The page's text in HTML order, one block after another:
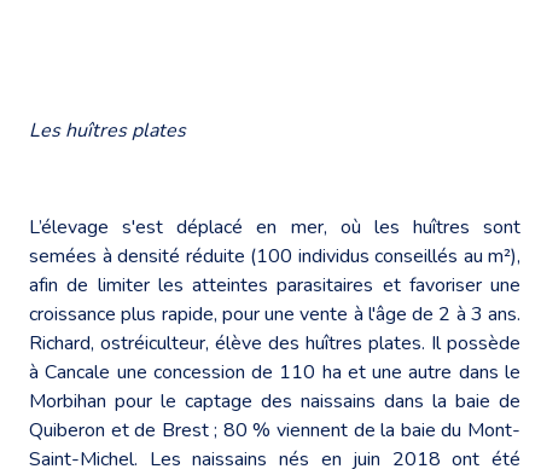
Les huîtres plates
L’élevage s'est déplacé en mer, où les huîtres sont
semées à densité réduite (100 individus conseillés au m²),
afin de limiter les atteintes parasitaires et favoriser une
croissance plus rapide, pour une vente à l'âge de 2 à 3 ans.
Richard, ostréiculteur, élève des huîtres plates. Il possède
à Cancale une concession de 110 ha et une autre dans le
Morbihan pour le captage des naissains dans la baie de
Quiberon et de Brest ; 80 % viennent de la baie du Mont-
Saint-Michel. Les naissains nés en juin 2018 ont été